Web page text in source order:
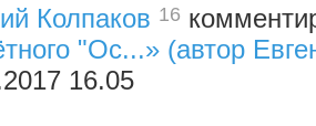
Колпаков 16
"Ос...» (автор
16.05